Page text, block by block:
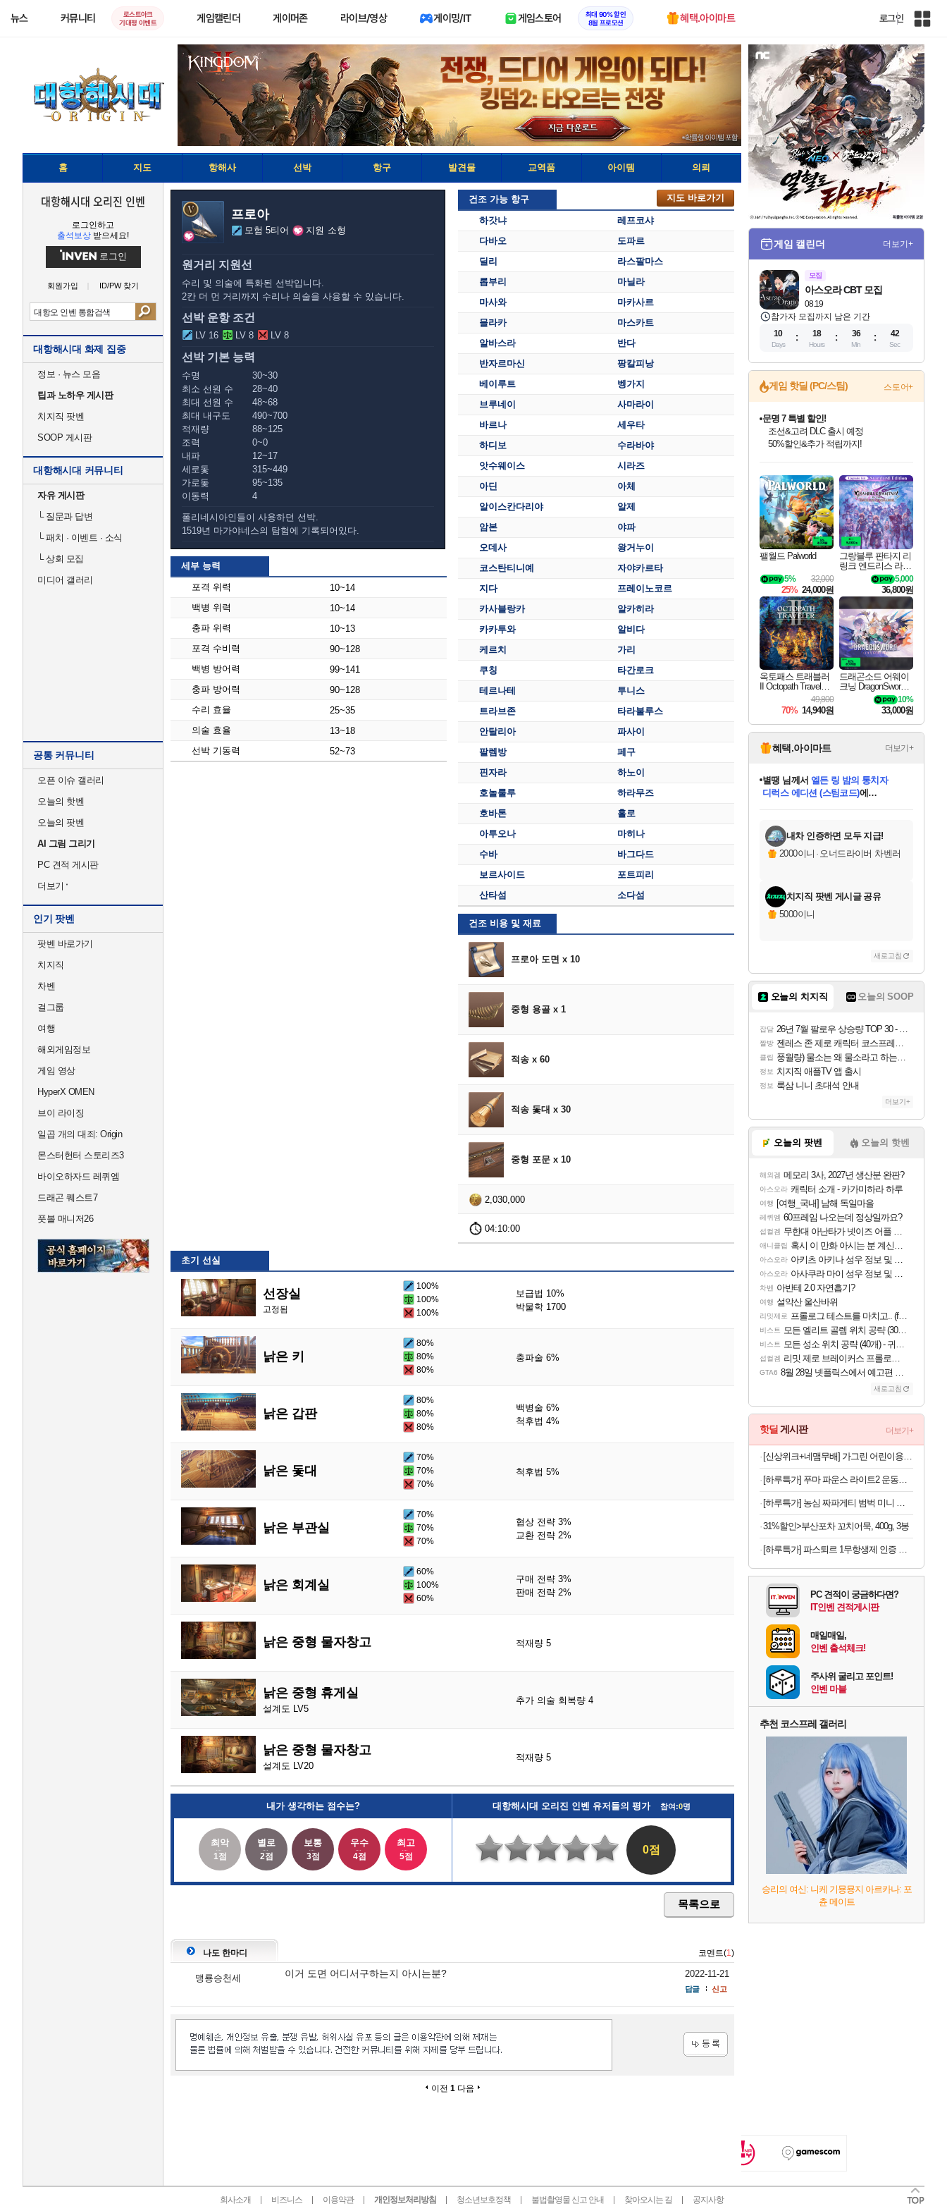
뉴스 커뮤니티
로스트아크
기대평 이벤트
게임캘린더 게이머존 라이브/영상 게이밍/IT 게임스토어
최대 90% 할인
8월 프로모션
혜택.아이마트 로그인
인
전
체
사
이
트
홈 지도 항해사 선박 항구 발견물 교역품 아이템 의뢰
대항해시대 오리진 인벤
로그인하고
출석보상 받으세요!
로그인
회원가입 ID/PW 찾기
대항해시대 화제 집중
정보 · 뉴스 모음
팁과 노하우 게시판
치지직 팟벤
SOOP 게시판
대항해시대 커뮤니티
자유 게시판
└질문과 답변
└패치 · 이벤트 · 소식
└상회 모집
미디어 갤러리
공통 커뮤니티
오픈 이슈 갤러리
오늘의 핫벤
오늘의 팟벤
AI 그림 그리기
PC 견적 게시판
더보기
인기 팟벤
팟벤 바로가기
치지직
차벤
걸그룹
여행
해외게임정보
게임 영상
HyperX OMEN
브이 라이징
일곱 개의 대죄: Origin
몬스터헌터 스토리즈3
바이오하자드 레퀴엠
드래곤 퀘스트7
풋볼 매니저26
프로아
모험 5티어 지원 소형
원거리 지원선
수리 및 의술에 특화된 선박입니다.
2칸 더 먼 거리까지 수리나 의술을 사용할 수 있습니다.
선박 운항 조건
LV 16 LV 8 LV 8
선박 기본 능력
수명
30~30
최소 선원 수
28~40
최대 선원 수
48~68
최대 내구도
490~700
적재량
88~125
조력
0~0
내파
12~17
세로돛
315~449
가로돛
95~135
이동력
4
폴리네시아인들이 사용하던 선박.
1519년 마가야네스의 탐험에 기록되어있다.
세부 능력
포격 위력
10~14
백병 위력
10~14
충파 위력
10~13
포격 수비력
90~128
백병 방어력
99~141
충파 방어력
90~128
수리 효율
25~35
의술 효율
13~18
선박 기동력
52~73
건조 가능 항구 지도 바로가기
하갓냐
레프코샤
다바오
도파르
딜리
라스팔마스
롭부리
마닐라
마사와
마카사르
믈라카
마스카트
알바스라
반다
반자르마신
팡칼피낭
베이루트
벵가지
브루네이
사마라이
바르나
세우타
하디보
수라바야
앗수웨이스
시라즈
아딘
아체
알이스칸다리야
알제
암본
야파
오데사
왕거누이
코스탄티니예
자야카르타
지다
프레이노코르
카사블랑카
알카히라
카카투와
알비다
케르치
가리
쿠칭
타간로크
테르나테
투니스
트라브존
타라불루스
안탈리아
파사이
팔렘방
페구
핀자라
하노이
호놀룰루
하라무즈
호바톤
홀로
아투오나
마히나
수바
바그다드
보르사이드
포트피리
산타섬
소다섬
건조 비용 및 재료
프로아 도면 x 10
중형 용골 x 1
적송 x 60
적송 돛대 x 30
중형 포문 x 10
2,030,000
04:10:00
초기 선실
선장실
고정됨
100%
100%
100%
보급법 10%
박물학 1700
낡은 키
80%
80%
80%
충파술 6%
낡은 갑판
80%
80%
80%
백병술 6%
척후법 4%
낡은 돛대
70%
70%
70%
척후법 5%
낡은 부관실
70%
70%
70%
협상 전략 3%
교환 전략 2%
낡은 회계실
60%
100%
60%
구매 전략 3%
판매 전략 2%
낡은 중형 물자창고 적재량 5
낡은 중형 휴게실
설계도 LV5
추가 의술 회복량 4
낡은 중형 물자창고
설계도 LV20
적재량 5
내가 생각하는 점수는?
최악
1점
별로
2점
보통
3점
우수
4점
최고
5점
대항해시대 오리진 인벤 유저들의 평가 참여:0명
0점
목록으로
나도 한마디 코멘트(1)
맹룡승천세 이거 도면 어디서구하는지 아시는분? 2022-11-21
답글 신고
이전 1 다음
게임 캘린더 더보기+
모집
08.19
아스오라 CBT 모집
참가자 모집까지 남은 기간
10
Days
18
Hours
36
Min
41
Sec
게임 핫딜 (PC/스팀) 스토어+
최대 90% 할인가를 만나보세요!
네이버혜택과 함께 만나보세요!
문명 7 특별 할인!
조선&고려 DLC 출시 예정
50%할인&추가 적립까지!
네이버 포인트 혜택까지!
이니&베니 혜택까지!
네이버 혜택가와 함께 예약하세요!
할인&네이버혜택으로 만나보세요!
네이버페이 혜택과 만나보세요!
40주년 프로모션으로 만나보세요!
할인가에 만나보세요!
일부 에디션 상시 할인!
혜택으로 예약 판매 중
편안하게 충전하세요
팰월드 Palworld
32,000
5%
25% 24,000원
그랑블루 판타지 리
링크 엔드리스 라그
나로크 업그레이드
킷 Granblue Fantasy
Relink Endless Ragn
arok Upgrade Kit DL
C
5,000
36,800원
옥토패스 트래블러
II Octopath Traveler I
49,800
70% 14,940원
드래곤소드 어웨이
크닝 DragonSword A
10%
33,000원
혜택.아이마트 더보기+
교환.
별땡 님께서 엘든 링 밤의 통치자
디럭스 에디션 (스팀코드)에
당첨되셨습니다.
당첨되셨습니다.
당첨되셨습니다.
당첨되셨습니다.
당첨되셨습니다.
당첨되셨습니다.
에디션 (스팀코드)를 교환.
당첨되셨습니다.
내차 인증하면 모두 지급!
2000이니 · 오너드라이버 차벤러
치지직 팟벤 게시글 공유
5000이니
새로고침
오늘의 치지직 오늘의 SOOP
잡담 26년 7월 팔로우 상승량 TOP 30 - 월간 치지직
짤방 젠레스 존 제로 캐릭터 코스프레한 꽁주
클립 풍월량) 물소는 왜 물소라고 하는거야? 아! 그만 ㅋㅋ
정보 치지직 애플TV 앱 출시
정보 룩삼 니니 초대석 안내
더보기+
오늘의 팟벤 오늘의 핫벤
해외겜 메모리 3사, 2027년 생산분 완판?
아스오라 캐릭터 소개 - 카가미하라 하루
여행 [여행_국내] 남해 독일마을
레퀴엠 60프레임 나오는데 정상일까요?
섭컬겜 무한대 아난타가 넷이즈 어플 달력에 일정 등록
애니클립 혹시 이 만화 아시는 분 계신가요
아스오라 아키츠 아키나 성우 정보 및 주요 필모
아스오라 아사쿠라 마이 성우 정보 및 주요 필모
차벤 아반테 2.0 자연흡기?
여행 설악산 울산바위
리밋제로 프롤로그 테스트를 마치고.. (feat. 리아)
비스트 모든 엘리트 골렘 위치 공략 (30개) - 방랑 결투가
비스트 모든 성소 위치 공략 (40개) - 귀환한 영혼 도전과제
섭컬겜 리밋 제로 브레이커스 프롤로그 테스트 후기 영상 업로드
GTA6 8월 28일 넷플릭스에서 예고편 공개 예정
새로고침
핫딜 게시판 더보기+
[신상위크+네맴무배] 가그린 어린이용 380ml 사과 4개 구강청결제 어린이 가글 무알콜
[하루특가] 푸마 파운스 라이트2 운동화 313496
[하루특가] 농심 짜파게티 범벅 미니 컵라면 70g, 12개
31%할인>부산포차 꼬치어묵, 400g, 3봉
[하루특가] 파스퇴르 1무항생제 인증 바른목장 우유, 190ml, 24개
PC 견적이 궁금하다면?
IT인벤 견적게시판
매일매일,
인벤 출석체크!
주사위 굴리고 포인트!
인벤 마블
추천 코스프레 갤러리
승리의 여신: 니케 기묭묭지 아르카나: 포
츈 메이트
회사소개 비즈니스 이용약관 개인정보처리방침 청소년보호정책 불법촬영물 신고 안내 찾아오시는 길 공지사항